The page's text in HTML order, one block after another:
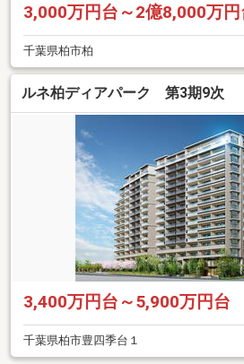
3,000万円台～2億8,000万円
千葉県柏市柏
ルネ柏ディアパーク 第3期9次
3,400万円台～5,900万円台
千葉県柏市豊四季台１